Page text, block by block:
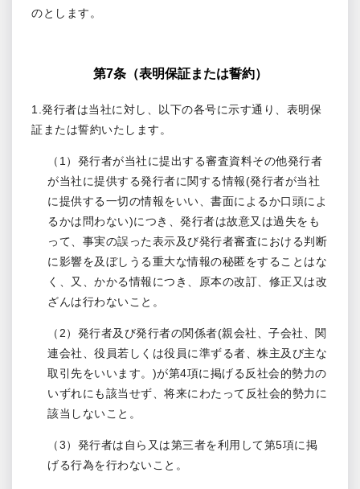
のとします。
第7条（表明保証または誓約）
1.発行者は当社に対し、以下の各号に示す通り、表明保
証または誓約いたします。
（1）発行者が当社に提出する審査資料その他発行者
が当社に提供する発行者に関する情報(発行者が当社
に提供する一切の情報をいい、書面によるか口頭によ
るかは問わない)につき、発行者は故意又は過失をも
って、事実の誤った表示及び発行者審査における判断
に影響を及ぼしうる重大な情報の秘匿をすることはな
く、又、かかる情報につき、原本の改訂、修正又は改
ざんは行わないこと。
（2）発行者及び発行者の関係者(親会社、子会社、関
連会社、役員若しくは役員に準ずる者、株主及び主な
取引先をいいます。)が第4項に掲げる反社会的勢力の
いずれにも該当せず、将来にわたって反社会的勢力に
該当しないこと。
（3）発行者は自ら又は第三者を利用して第5項に掲
げる行為を行わないこと。